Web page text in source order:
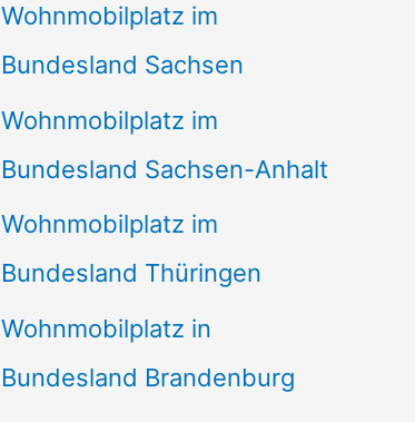
Wohnmobilplatz im
Bundesland Sachsen
Wohnmobilplatz im
Bundesland Sachsen-Anhalt
Wohnmobilplatz im
Bundesland Thüringen
Wohnmobilplatz in
Bundesland Brandenburg